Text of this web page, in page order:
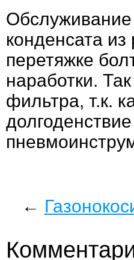
конденсата
перетяжке
наработки.
фильтра, т.к.
←